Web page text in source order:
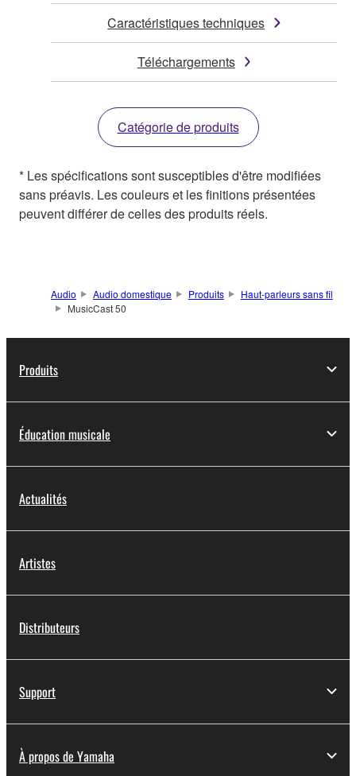
Caractéristiques techniques
Téléchargements
Catégorie de produits
* Les spécifications sont susceptibles d'être modifiées
sans préavis. Les couleurs et les finitions présentées
peuvent différer de celles des produits réels.
Audio Audio domestique Produits
Haut-parleurs sans fil
MusicCast 50
Produits
Éducation musicale
Actualités
Artistes
Distributeurs
Support
À propos de Yamaha